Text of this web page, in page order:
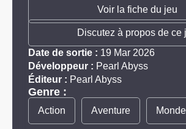
Voir la fiche du jeu
Discutez à propos de ce
Date de sortie : 19 Mar 2026
Développeur : Pearl Abyss
Éditeur : Pearl Abyss
Genre :
Action Aventure